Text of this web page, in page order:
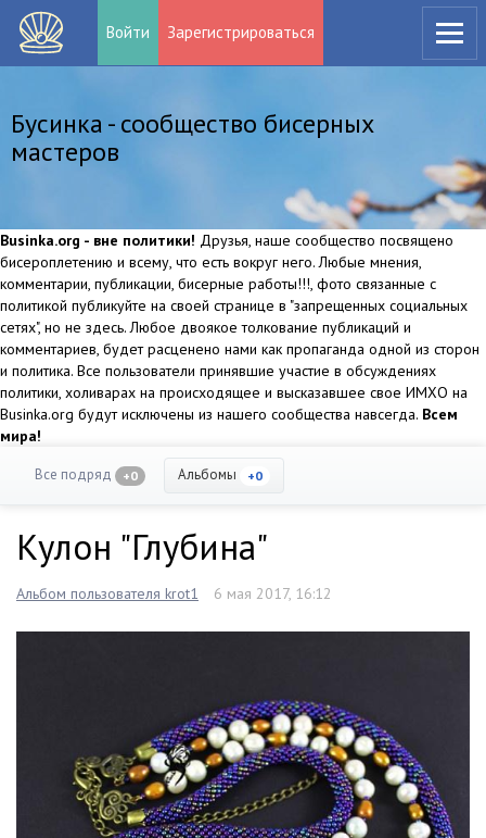
Войти Зарегистрироваться
Бусинка - сообщество бисерных
мастеров
Businka.org - вне политики! Друзья, наше сообщество посвящено
бисероплетению и всему, что есть вокруг него. Любые мнения,
комментарии, публикации, бисерные работы!!!, фото связанные с
политикой публикуйте на своей странице в "запрещенных социальных
сетях", но не здесь. Любое двоякое толкование публикаций и
комментариев, будет расценено нами как пропаганда одной из сторон
и политика. Все пользователи принявшие участие в обсуждениях
политики, холиварах на происходящее и высказавшее свое ИМХО на
Businka.org будут исключены из нашего сообщества навсегда. Всем
мира!
Все подряд +0 Альбомы +0
Кулон "Глубина"
Альбом пользователя krot1 6 мая 2017, 16:12